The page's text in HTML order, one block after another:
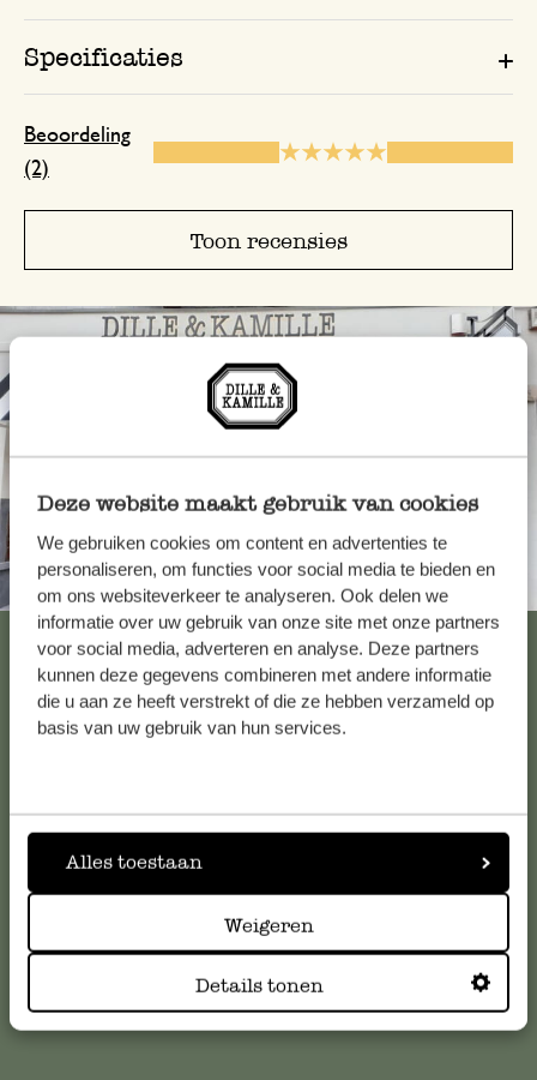
Deze website maakt gebruik van cookies
We gebruiken cookies om content en advertenties te
personaliseren, om functies voor social media te bieden en
om ons websiteverkeer te analyseren. Ook delen we
informatie over uw gebruik van onze site met onze partners
voor social media, adverteren en analyse. Deze partners
kunnen deze gegevens combineren met andere informatie
die u aan ze heeft verstrekt of die ze hebben verzameld op
basis van uw gebruik van hun services.
Alles toestaan
Weigeren
Details tonen
Specificaties
Beoordeling
(2)
Toon recensies
Altijd in de buurt
Bekijk alle 62 winkels
Klantenservice
klantenservice. Of bekijk hier het antwoord op de
meestgestelde vragen.
klantenservice@dille-kamille.com
Online Klantenservice